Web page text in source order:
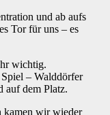
und ab aufs
Tor für uns – es
wichtig.
– Walddörfer
auf dem Platz.
kamen wir wieder